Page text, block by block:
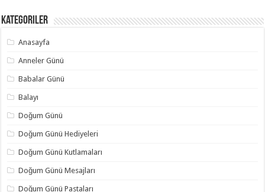
Kategoriler
Anasayfa
Anneler Günü
Babalar Günü
Balayı
Doğum Günü
Doğum Günü Hediyeleri
Doğum Günü Kutlamaları
Doğum Günü Mesajları
Doğum Günü Pastaları